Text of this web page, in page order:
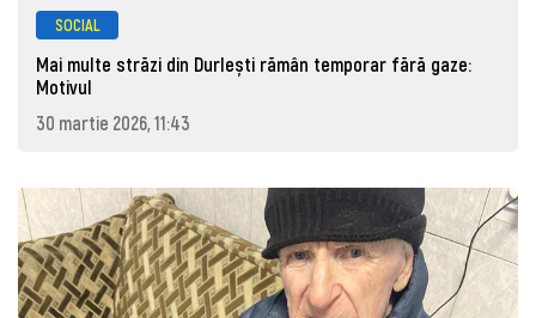
SOCIAL
Mai multe străzi din Durlești rămân temporar fără gaze:
Motivul
30 martie 2026, 11:43